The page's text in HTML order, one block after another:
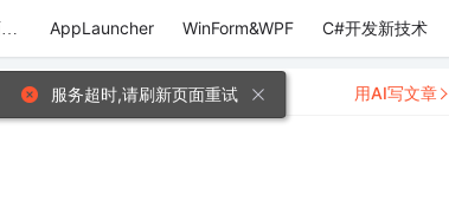
C#互联网桌面应用 AppLauncher WinForm&WPF C#开发新技术
用AI写文章
服务超时,请刷新页面重试